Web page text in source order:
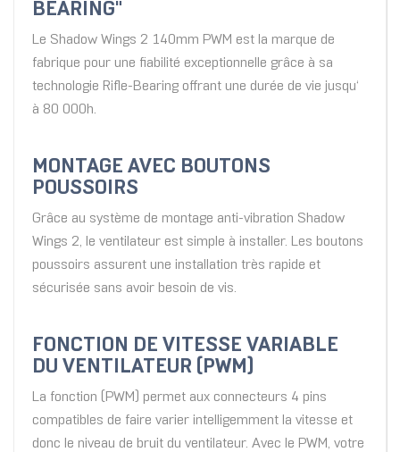
BEARING"
Le Shadow Wings 2 140mm PWM est la marque de
fabrique pour une fiabilité exceptionnelle grâce à sa
technologie Rifle-Bearing offrant une durée de vie jusqu‘
à 80 000h.
MONTAGE AVEC BOUTONS
POUSSOIRS
Grâce au système de montage anti-vibration Shadow
Wings 2, le ventilateur est simple à installer. Les boutons
poussoirs assurent une installation très rapide et
sécurisée sans avoir besoin de vis.
FONCTION DE VITESSE VARIABLE
DU VENTILATEUR (PWM)
La fonction (PWM) permet aux connecteurs 4 pins
compatibles de faire varier intelligemment la vitesse et
donc le niveau de bruit du ventilateur. Avec le PWM, votre